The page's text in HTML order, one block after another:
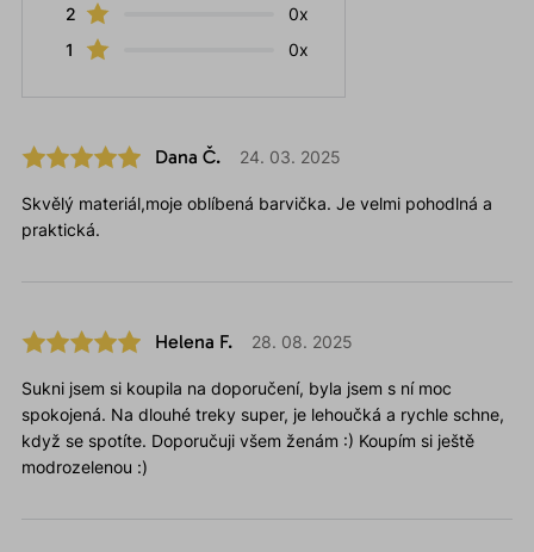
2
0x
1
0x
Dana Č. 24. 03. 2025
Skvělý materiál,moje oblíbená barvička. Je velmi pohodlná a
praktická.
Helena F. 28. 08. 2025
Sukni jsem si koupila na doporučení, byla jsem s ní moc
spokojená. Na dlouhé treky super, je lehoučká a rychle schne,
když se spotíte. Doporučuji všem ženám :) Koupím si ještě
modrozelenou :)